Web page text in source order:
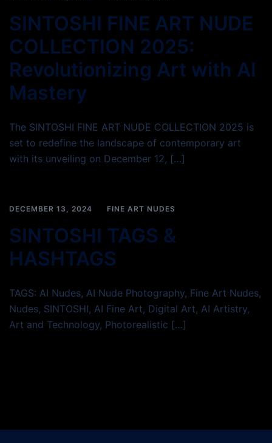
SINTOSHI FINE ART NUDE
COLLECTION 2025:
Revolutionizing Art with AI
Mastery
The SINTOSHI FINE ART NUDE COLLECTION 2025 is
set to redefine the landscape of contemporary art
with its unveiling on December 12, […]
DECEMBER 13, 2024 FINE ART NUDES
SINTOSHI TAGS &
HASHTAGS
TAGS: AI Nudes, AI Nude Photography, Fine Art Nudes,
Nudes, SINTOSHI, AI Fine Art, Digital Art, AI Artistry,
Art and Technology, Photorealistic […]